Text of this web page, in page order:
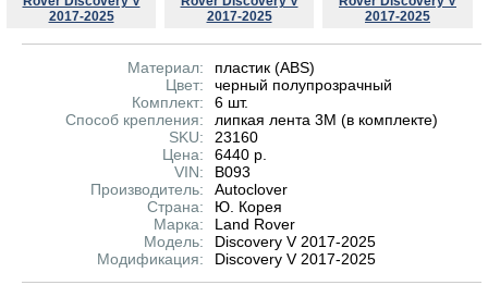
Материал:
пластик (ABS)
Цвет:
черный полупрозрачный
Комплект:
6 шт.
Способ крепления:
липкая лента 3M (в комплекте)
SKU:
23160
Цена:
6440 р.
VIN:
B093
Производитель:
Autoclover
Страна:
Ю. Корея
Марка:
Land Rover
Модель:
Discovery V 2017-2025
Модификация:
Discovery V 2017-2025